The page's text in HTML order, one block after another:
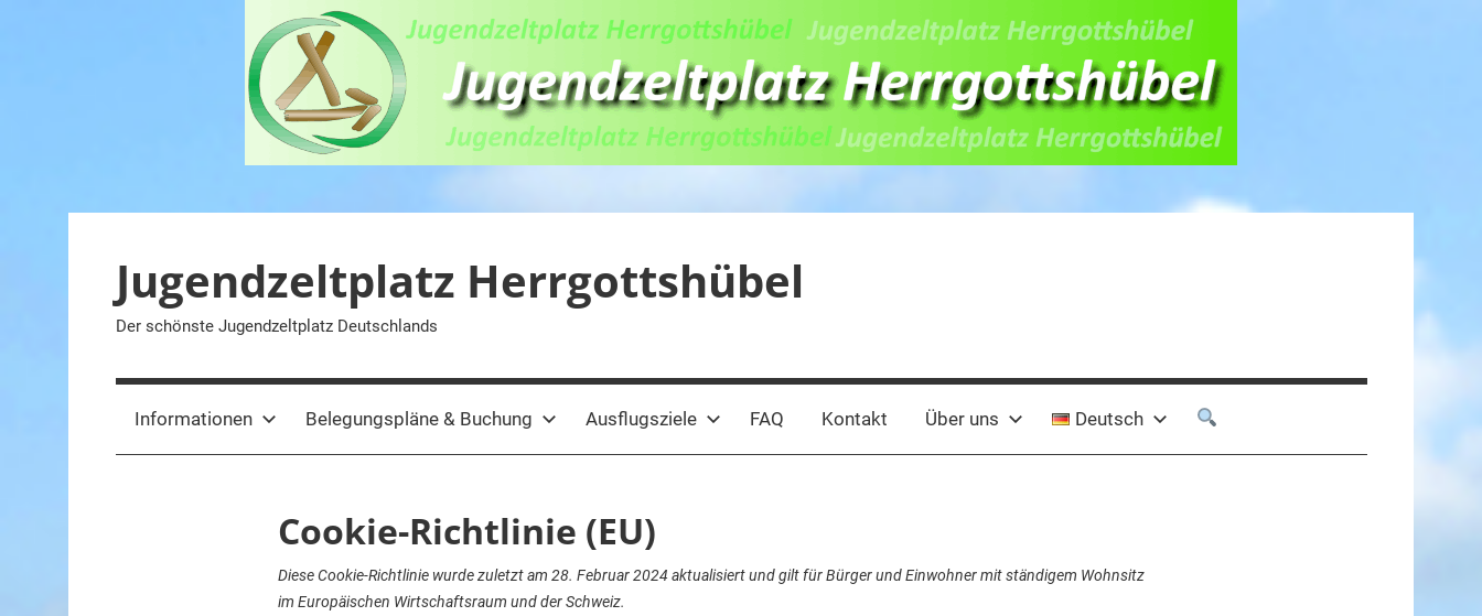
Jugendzeltplatz Herrgottshübel
Der schönste Jugendzeltplatz Deutschlands
Informationen Belegungspläne & Buchung Ausflugsziele FAQ Kontakt Über uns Deutsch
Cookie-Richtlinie (EU)
Diese Cookie-Richtlinie wurde zuletzt am 28. Februar 2024 aktualisiert und gilt für Bürger und Einwohner mit ständigem Wohnsitz
im Europäischen Wirtschaftsraum und der Schweiz.